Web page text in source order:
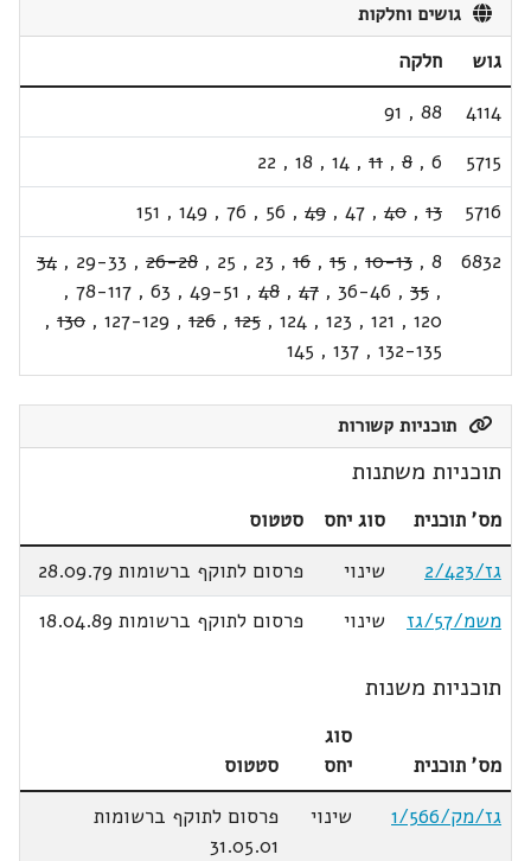
גושים וחלקות
גוש
חלקה
4114
88
,
91
5715
6
,
8
,
11
,
14
,
18
,
22
5716
13
,
40
,
47
,
49
,
56
,
76
,
149
,
151
6832
8
,
10-13
,
15
,
16
,
23
,
25
,
26-28
,
29-33
,
34
,
35
,
36-46
,
47
,
48
,
49-51
,
63
,
78-117
,
120
,
121
,
123
,
124
,
125
,
126
,
127-129
,
130
,
132-135
,
137
,
145
תוכניות קשורות
תוכניות משתנות
מס' תוכנית סוג יחס
סטטוס
גז/2/423
שינוי
פרסום לתוקף ברשומות 28.09.79
משמ/57/גז
שינוי פרסום לתוקף ברשומות 18.04.89
תוכניות משנות
מס' תוכנית
סוג
יחס
סטטוס
גז/מק/1/566
שינוי
פרסום לתוקף ברשומות
31.05.01